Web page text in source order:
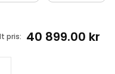
40 899.00 kr
pris: